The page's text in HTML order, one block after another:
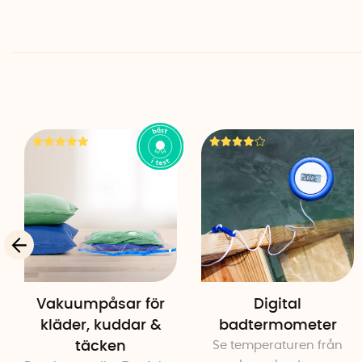
Vakuumpåsar för
kläder, kuddar &
täcken
Digital
badtermometer
Se temperaturen från